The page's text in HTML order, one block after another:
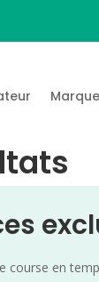
Marque
course en